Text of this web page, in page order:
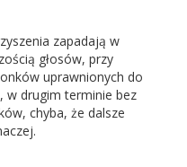
zapadają w
głosów, przy
uprawnionych do
w drugim terminie bez
chyba, że dalsze